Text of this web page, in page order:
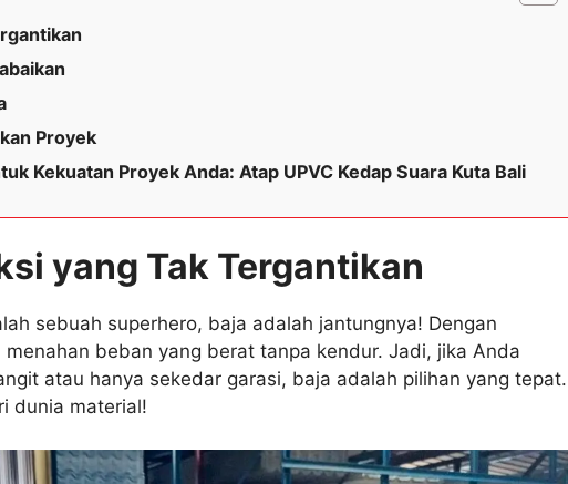
Proyek
Kekuatan Proyek Anda: Atap UPVC Kedap Suara Kuta Bali
yang Tak Tergantikan
sebuah superhero, baja adalah jantungnya! Dengan
beban yang berat tanpa kendur. Jadi, jika Anda
atau hanya sekedar garasi, baja adalah pilihan yang tepat.
dunia material!